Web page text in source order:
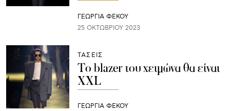
ΓΕΩΡΓΙΑ ΦΕΚΟΥ
25 ΟΚΤΩΒΡΊΟΥ 2023
ΤΑΣΕΙΣ
To blazer του χειμώνα θα είναι
ΧΧL
ΓΕΩΡΓΙΑ ΦΕΚΟΥ